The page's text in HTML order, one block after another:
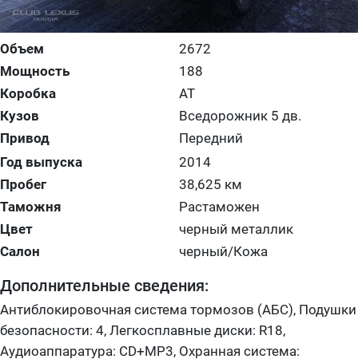
Объем
2672
Мощность
188
Коробка
AT
Кузов
Вседорожник 5 дв.
Привод
Передний
Год выпуска
2014
Пробег
38,625 км
Таможня
Растаможен
Цвет
черный металлик
Салон
черный/Кожа
Дополнительные сведения:
Антиблокировочная система тормозов (АБС), Подушки
безопасности: 4, Легкосплавные диски: R18,
Аудиоаппаратура: CD+MP3, Охранная система: